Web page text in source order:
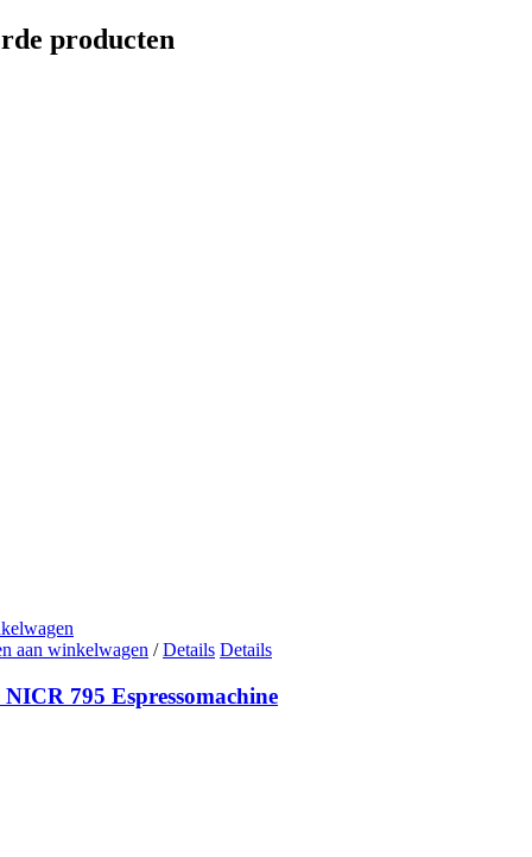
producten
aan winkelwagen / Details Details
795 Espressomachine